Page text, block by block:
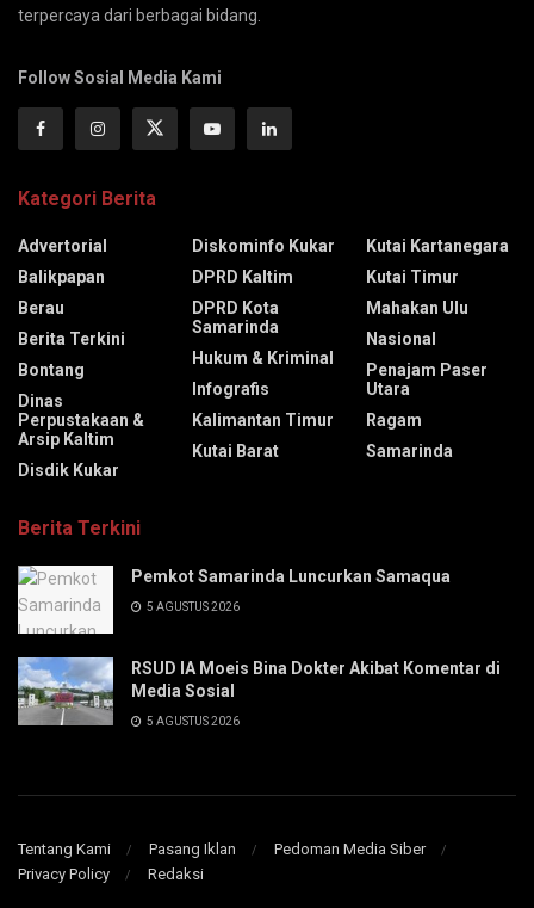
terpercaya dari berbagai bidang.
Follow Sosial Media Kami
Kategori Berita
Advertorial
Balikpapan
Berau
Berita Terkini
Bontang
Dinas
Perpustakaan &
Arsip Kaltim
Disdik Kukar
Diskominfo Kukar
DPRD Kaltim
DPRD Kota
Samarinda
Hukum & Kriminal
Infografis
Kalimantan Timur
Kutai Barat
Kutai Kartanegara
Kutai Timur
Mahakan Ulu
Nasional
Penajam Paser
Utara
Ragam
Samarinda
Berita Terkini
Pemkot Samarinda Luncurkan Samaqua
5 AGUSTUS 2026
RSUD IA Moeis Bina Dokter Akibat Komentar di
Media Sosial
5 AGUSTUS 2026
Tentang Kami Pasang Iklan
Pedoman Media Siber
Privacy Policy
Redaksi